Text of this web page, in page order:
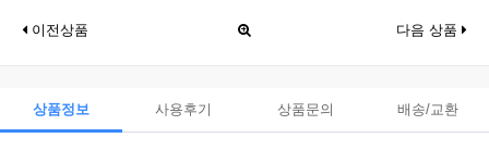
이전상품 다음 상품
상품정보 사용후기 상품문의 배송/교환